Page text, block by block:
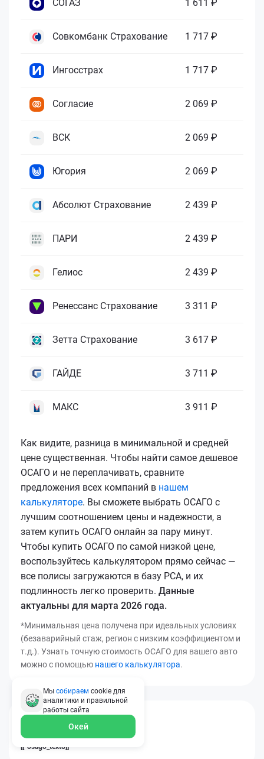
СОГАЗ 1 611 ₽
Совкомбанк Страхование 1 717 ₽
Ингосстрах 1 717 ₽
Согласие 2 069 ₽
ВСК 2 069 ₽
Югория 2 069 ₽
Абсолют Страхование 2 439 ₽
ПАРИ 2 439 ₽
Гелиос 2 439 ₽
Ренессанс Страхование 3 311 ₽
Зетта Страхование 3 617 ₽
ГАЙДЕ 3 711 ₽
МАКС 3 911 ₽
Как видите, разница в минимальной и средней
цене существенная. Чтобы найти самое дешевое
ОСАГО и не переплачивать, сравните
предложения всех компаний в нашем
калькуляторе. Вы сможете выбрать ОСАГО с
лучшим соотношением цены и надежности, а
затем купить ОСАГО онлайн за пару минут.
Чтобы купить ОСАГО по самой низкой цене,
воспользуйтесь калькулятором прямо сейчас —
все полисы загружаются в базу РСА, и их
подлинность легко проверить. Данные
актуальны для марта 2026 года.
*Минимальная цена получена при идеальных условиях
(безаварийный стаж, регион с низким коэффициентом и
т.д.). Узнать точную стоимость ОСАГО для вашего авто
можно с помощью нашего калькулятора.
[[*osago_title14]]
[[*osago_text8]]
Мы собираем cookie для
аналитики и правильной
работы сайта
Окей